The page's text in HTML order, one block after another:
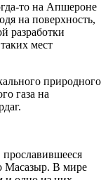
то на Апшероне
на поверхность,
разработки
мест
природного
газа на
Масазыр. В мире